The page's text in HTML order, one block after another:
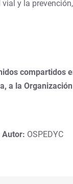
y la
compartidos
a la
Autor: OSPEDYC